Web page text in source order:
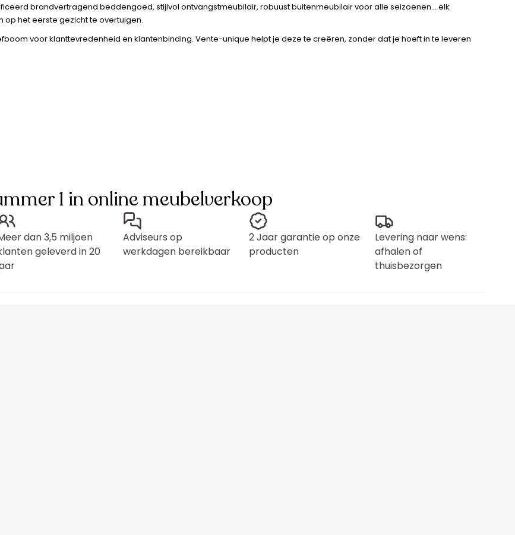
brandvertragend beddengoed, stijlvol ontvangstmeubilair, robuust buitenmeubilair voor alle seizoenen… elk
op het eerste gezicht te overtuigen.
voor klanttevredenheid en klantenbinding. Vente-unique helpt je deze te creëren, zonder dat je hoeft in te leveren
1 in online meubelverkoop
dan 3,5 miljoen
geleverd in 20
Adviseurs op
werkdagen bereikbaar
2 Jaar garantie op onze
producten
Levering naar wens:
afhalen of
thuisbezorgen